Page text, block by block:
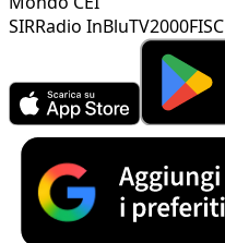
SIRRadio InBluTV2000FISC